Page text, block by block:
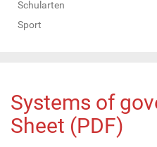
Schularten
Sport
Systems of
Sheet (PDF)